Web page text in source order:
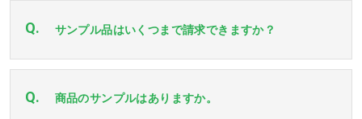
Q. サンプル品はいくつまで請求できますか？
Q. 商品のサンプルはありますか。